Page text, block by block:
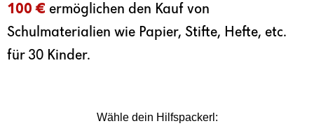
100 € ermöglichen den Kauf von
Schulmaterialien wie Papier, Stifte, Hefte, etc.
für 30 Kinder.
Wähle dein Hilfspackerl: